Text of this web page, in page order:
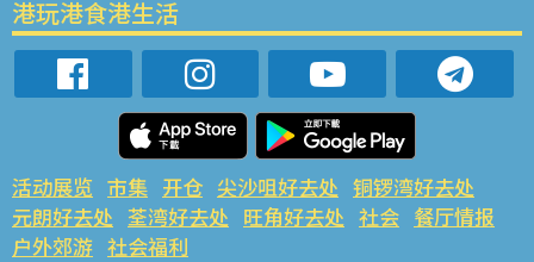
港玩港食港生活
活动展览 市集 开仓 尖沙咀好去处 铜锣湾好去处
元朗好去处 荃湾好去处 旺角好去处 社会 餐厅情报
户外郊游 社会福利